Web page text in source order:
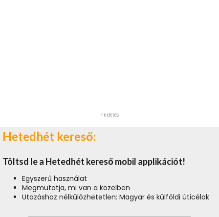
hirdetés
Hetedhét kereső:
Töltsd le a Hetedhét kereső mobil applikációt!
Egyszerű használat
Megmutatja, mi van a közelben
Utazáshoz nélkülözhetetlen: Magyar és külföldi úticélok